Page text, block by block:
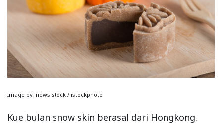
Image by inewsistock / istockphoto
Kue bulan snow skin berasal dari Hongkong.